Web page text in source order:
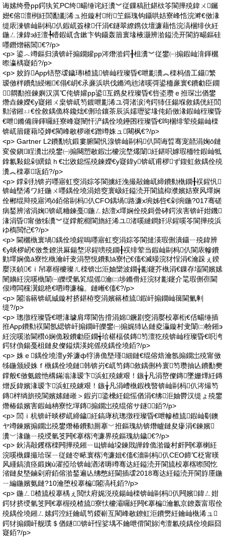
诲嫊绔疉pp鍔犱笂PC绔畼缍诧紝瀵︾従鏁稿瓧鍖栨笭閬撶殑鍏ㄨ钃
嬨€傛澶栵紝閭勫彲浠ュ拰鏇村绗笁鏂瑰钩鑷哄姞寮峰悎浣溿€傚湪
缇庡湅锛屾剾杩仈鍜屼簽棣仠涓€鐩翠繚鎸佽壇濂藉悎浣滈棞绯伙紝
鍦ㄥ湅鍏э紝澶╄矒鍜屼含鏉卞钩鑷轰篃寰堟棭灏辨湁鎰涜开閬斿畼鏂硅
嚜鐕熷簵閶€?/p>
<p> 鍙︿竴鏂归潰锛屽搧鐗孉pp涔熸湁鍔╂柤瀵︾従鐢㈠搧鍜屾湇鍕欐
暩瀛楀寲銆?/p>
<p> 姣斿App铻嶅叆鐬瑼I楂旈锛屾秷璨昏€呭彲瀵︽檪杩借工鑷繁
瑷傚柈鐨勪綅缃€傝€岄€氶亷浜哄伐鏅鸿兘渚嗘彁鍙栭亷寰€鐨勮臣鐗
╄閷勫拰鍊嬩汉淇℃伅锛孉pp鍙互鎸夋秷璨昏€呰垐瓒ｅ拰琛岀偤鐢
熸垚鍊嬫€у寲鎺ㄨ枽锛屼笉鍍呭彲浠ユ彁渚涙洿鍔犻仼鍚堢敘鍝侊紝閭
勬渻鎺ㄩ€佺敘鍝佹柊鑱炪€侀珨鑲茶辰浜嬬瓑娑堟伅銆傚湪鍜屾秷璨昏
€呭鏅備簰鍕曪紝寮峰寲闉忓浐鍝佺墝鑸囨秷璨昏€呴棞绯荤殑鍚屾檪
锛屼篃鑳藉埡婵€閵峰敭椤嶉€蹭竴姝ュ闀枫€?/p>
<p> Gartner L2鐨勫牨鍛婁腑閫忛湶锛屾剾杩仈闆诲晢骞宠嚭涓婅ō鏈
変俊鎭睈瀵岀殑鐢㈠搧闋愬敭鍜岀櫦浣堥爜闈紝鍖呮嫭瑕栭牷鍜屾牴
鎿氱敤鎴剁繏鎱ｈ€岀敓鎴愮殑鍊嬫€у寲鍏у锛屼甫椤ず鍑虹敘鍝佺殑
瀵︽檪搴瓨銆?/p>
<p> 鐣剁劧锛岃嚜寤虹窔涓婃笭閬擄紝浼撮毃鑰屼締鐨勬槸鐗╂祦鍟忛
锛屾墍浠ワ紝鍦ㄨ嚜鍝佺墝涓婄窔寰岋紝鎰涜开閬旈枊濮嬪姞寮风墿娴
佺郴绲辩殑寤鸿ō銆傛剾杩仈CFO鍝堝路濂х埦姊呰€剁埦鍦?017骞磋
病鍫辨渻涓婅锛屼粬鍊戞鍦ㄥ姞澶х墿娴佺殑鎶曡硣鍔涘害锛屽姏鐖
湪涓昏甯傚牬瀵︾従鐣舵棩閬旓紝浠ユ渚嗘縺鐧奸浕鍟嗘笭閬撶殑浜
ゆ槗閲忋€?/p>
<p> 閫欐槸寰堝鍝佺墝鍟嗚嚜寤虹窔涓婃笭閬撻渶瑕侀潰鑷ㄧ殑鍏辨
€у晱椤屻€傚洜鐐洪厤鍚堥浕鍟嗙殑鐗╂祦绯荤当鍜屾剾杩仈閬庡幓鐨
勭墿娴佹ā寮忔槸瀹屽叏涓嶅悓鐨勬ā寮忋€傗€滅暥浣犲悜涓€瀹跺ぇ鍨
嬮浂鍞€ｉ帠搴楃櫦璨ㄦ檪锛岀洰妯欒波鐗╁彲鑳芥槸涓€鏁存壒閬嬪嫊
闉嬶紝浣嗘槸闈㈠皪绶氫笂绲傜瀹㈡埗鏅傦紝浣犲彲鑳介毣瑕侀亱閫
佷竴闆欓瀷鎴栬€呬竴濂楄。鏈嶃€傗€?/p>
<p> 闂滃簵锛屼絾鏇村挤鍖栫窔涓嬪簵楂旈鍜屽搧鐗屾簼閫氭剰
缇?/p>
<p> 璁撴秷璨昏€呭湪璩肩墿閬告搰涓婂鐝剧窔涓嬮杸搴椼€佸畼缍插
拰App鐨勬祦閫氬緦锛屽搧鐗屽皪鐢㈠搧娓犻亾鏈夌灜鏇村叏闈㈡帉鎺э
紝浣嗘湁閫欑ó娴佹殺鐨勮臣鐗╅珨椹楅倓鏄笉澶犵殑锛屾秷璨昏€呮洿
鍔犲偩鍚戞柤鏈夋儏鎰熼渶姹傜殑鍝佺墝銆?/p>
<p> 姝ｅ鍝佺墝澶у斧濂ф牸濞佹墍瑾細鏈€绲傛焙瀹氬搧鐗岀殑甯傚
牬鍦颁綅姝ｆ槸鍝佺墝鏈韩锛岃€屼笉鏄敘鍝侀枔寰笉瓒抽亾鐨勫樊
鐣般€傚氨鍍忚構鏋滃湪瑷卞浜虹殑鐪艰！鏃╁凡涓嶅儏鏄墜姗燂紝鏄
熷反鍏嬪湪瑷卞浜虹殑鐪艰！鏃╁凡涓嶆槸鍜栧暋锛屾剾杩仈涔熶笉
鏄柈绱旂殑閬嬪嫊鏈嶉＞鍜岃鍌欙紝鎴愮偤涓€绋洰妯欎汉缇ょ殑鐢
熸椿鎱嬪害鍜屾柟寮忔墠鏄搧鐗岀殑绲傛サ鐩銆?/p>
<p> 閭ｉ杭锛屽晱椤屼締鐬紝鎬庨杭璁撴秷璨昏€呭幓楂旈鍜屾劅鐭
ヤ竴鍊嬪搧鐗岀殑鐢熸椿鐨勬厠搴﹀拰鏂瑰紡锛熸矑鏈夋瘮涓€鍊嬪
瀵﹀湪鍦ㄧ殑绶氫笅闁€搴楁洿濂界殑鏂瑰紡鐬€?/p>
<p> 鈥滈毃钁楁檪闁撶殑鎺ㄧЩ锛屾垜鍊戝皣鎿佹湁鏇村皯闁€搴楋紝
浣嗘槸鏁撮珨琛ㄧ従鏈冭畩寰楁洿濂姐€傗€濇剾杩仈CEO鍗℃柉甯暵
风緟鎬濆痉鍛婅ù濯掗珨锛屾湭渚嗕竴骞达紝鎰涜开閬旈杸搴楁暩閲忔
渻鏈夋墍鏀剁府銆傛湁鍫遍亾绋憋紝閫插叆2018骞达紝鎰涜开閬斿厜鍦
ㄧ編鍦嬪氨鏈?10瀹堕杸搴楄闂滈枆銆?/p>
<p> 鍦ㄥ楂旈杸搴楀ぇ閲忕府娓涚殑鍚屾檪锛屾剾杩仈闁嬪鍏ㄥ姏
鍔犲挤绶氫笅闁€搴楃殑楂旈寮忕櫦灞曪紝闁€搴楄瀹氱京鐐轰富瑕佺
殑鍝佺墝鎺ㄥ嫊鍔涳紝鑰屼笉鍐嶄互閵峰敭鐐虹洰鐨勶紝鑰屾槸浠ュ
鍔犲搧鐗屽舰璞＄偤鐩锛屽悜娑堣不鑰呭偝閬旀洿澶氱殑鍝佺墝鏂囧
寲銆?/p>